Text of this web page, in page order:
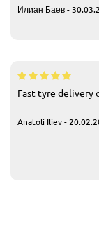
Илиан Баев -
Fast tyre delivery
Anatoli Iliev -